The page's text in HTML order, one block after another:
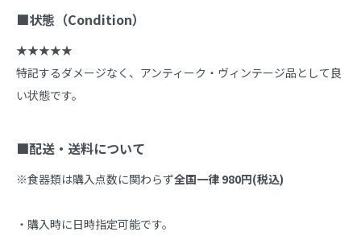
■状態（Condition）
★★★★★
特記するダメージなく、アンティーク・ヴィンテージ品として良
い状態です。
■配送・送料について
※食器類は購入点数に関わらず全国一律 980円(税込)
・購入時に日時指定可能です。